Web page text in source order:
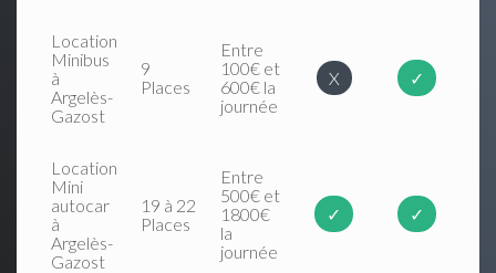
Location
Minibus
à
Argelès-
Gazost
9
Places
Entre
100€ et
600€ la
journée
X ✓
Location
Mini
autocar
à
Argelès-
Gazost
19 à 22
Places
Entre
500€ et
1800€
la
journée
✓ ✓